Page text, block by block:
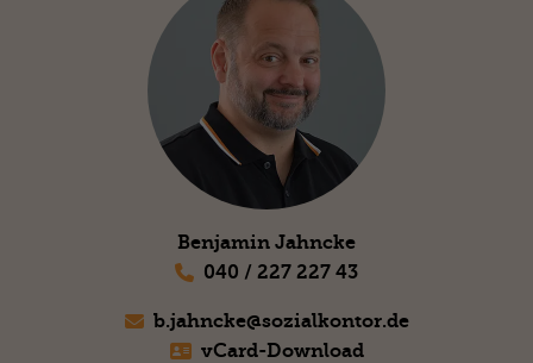
Benjamin Jahncke
040 / 227 227 43
b.jahncke@sozialkontor.de
vCard-Download